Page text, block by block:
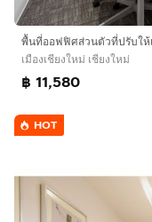
เมืองเชียงใหม่ เชียงใหม่
฿ 11,580
HOT